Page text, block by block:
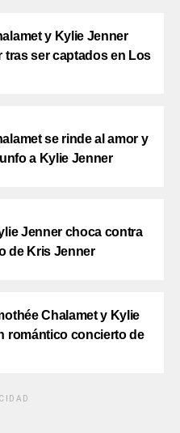
y Kylie Jenner
tras ser captados en Los
se rinde al amor y
a Kylie Jenner
Jenner choca contra
de Kris Jenner
Chalamet y Kylie
romántico concierto de